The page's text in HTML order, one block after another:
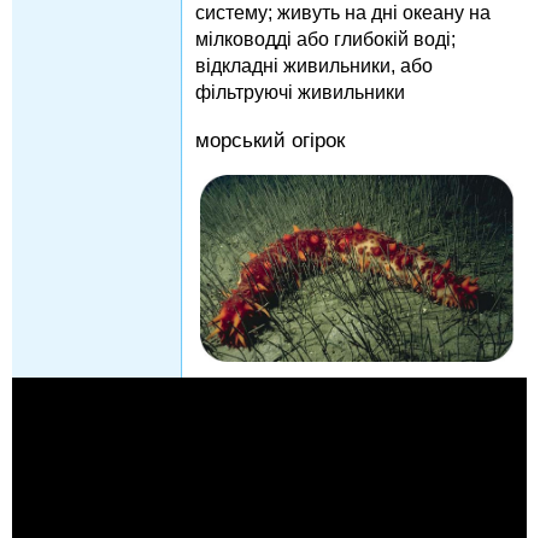
систему; живуть на дні океану на
мілководді або глибокій воді;
відкладні живильники, або
фільтруючі живильники
морський огірок